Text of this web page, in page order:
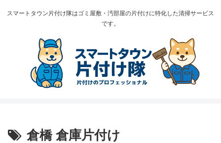
スマートタウン片付け隊はゴミ屋敷・汚部屋の片付けに特化した清掃サービス
です。
倉橋 倉庫片付け